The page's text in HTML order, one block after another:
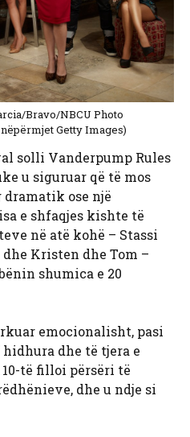
Bravo/NBCU Photo
Getty Images)
solli Vanderpump Rules
u siguruar që të mos
ose një
e shfaqjes kishte të
në atë kohë – Stassi
Kristen dhe Tom –
shumica e 20
emocionalisht, pasi
dhe të tjera e
të filloi përsëri të
dhe u ndje si